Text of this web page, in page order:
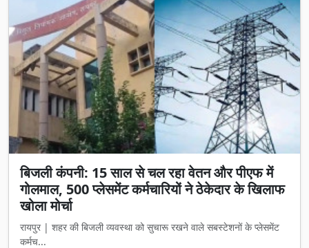
बिजली कंपनी: 15 साल से चल रहा वेतन और पीएफ में
गोलमाल, 500 प्लेसमेंट कर्मचारियों ने ठेकेदार के खिलाफ
खोला मोर्चा
रायपुर | शहर की बिजली व्यवस्था को सुचारू रखने वाले सबस्टेशनों के प्लेसमेंट
कर्मच...